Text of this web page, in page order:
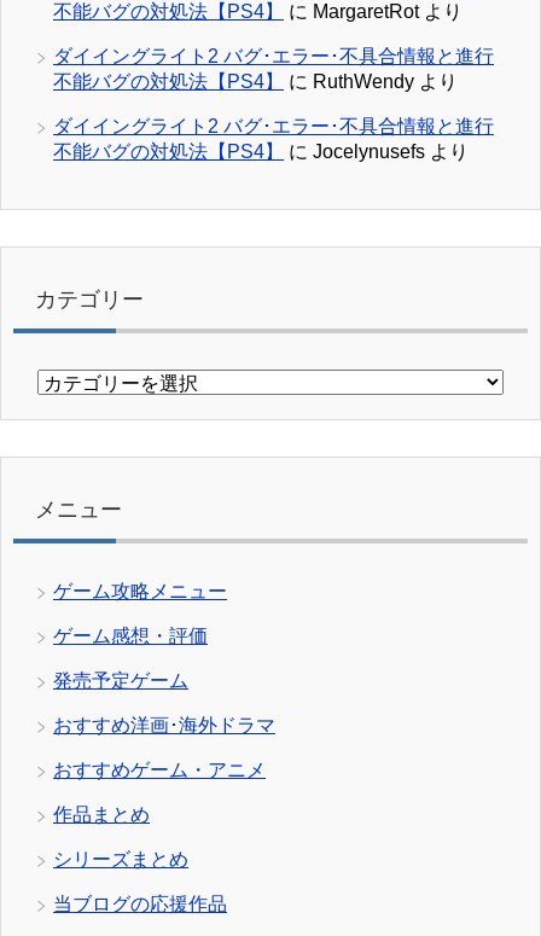
不能バグの対処法【PS4】
に MargaretRotより
ダイイングライト2 バグ･エラー･不具合情報と進行
不能バグの対処法【PS4】
に RuthWendy より
ダイイングライト2 バグ･エラー･不具合情報と進行
不能バグの対処法【PS4】
に Jocelynusefs より
カテゴリー
カ
リ
メニュー
ゲーム攻略メニュー
ゲーム感想・評価
発売予定ゲーム
おすすめ洋画･海外ドラマ
おすすめゲーム・アニメ
作品まとめ
シリーズまとめ
当ブログの応援作品